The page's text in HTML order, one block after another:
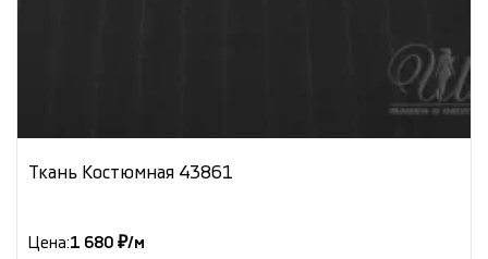
Ткань Костюмная 43861
Цена:1 680 ₽/м